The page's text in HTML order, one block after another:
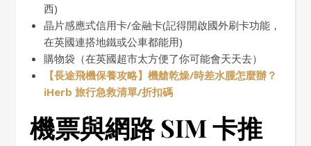
西)
晶片感應式信用卡/金融卡(記得開啟國外刷卡功能，
在英國連搭地鐵或公車都能用)
購物袋（在英國超市太方便了你可能會天天去）
【長途飛機保養攻略】機艙乾燥/時差水腫怎麼辦？
iHerb 旅行急救清單/折扣碼
機票與網路 SIM 卡推